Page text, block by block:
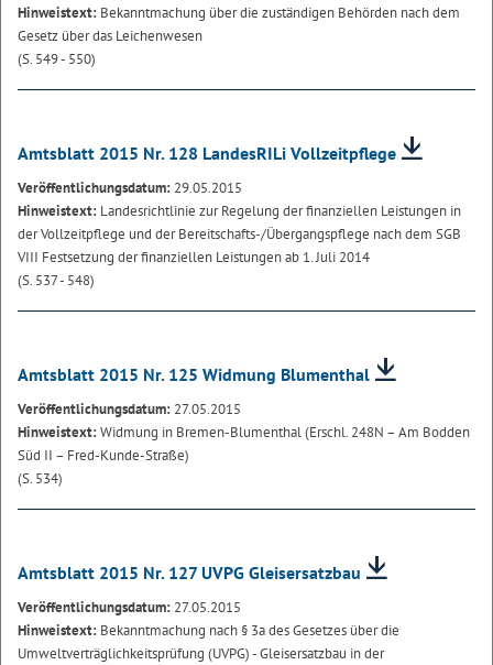
Hinweistext: Bekanntmachung über die zuständigen Behörden nach dem
Gesetz über das Leichenwesen
(S. 549 - 550)
Amtsblatt 2015 Nr. 128 LandesRILi Vollzeitpflege
Veröffentlichungsdatum: 29.05.2015
Hinweistext: Landesrichtlinie zur Regelung der finanziellen Leistungen in
der Vollzeitpflege und der Bereitschafts-/Übergangspflege nach dem SGB
VIII Festsetzung der finanziellen Leistungen ab 1. Juli 2014
(S. 537 - 548)
Amtsblatt 2015 Nr. 125 Widmung Blumenthal
Veröffentlichungsdatum: 27.05.2015
Hinweistext:Widmung in Bremen-Blumenthal (Erschl. 248N – Am Bodden
Süd II – Fred-Kunde-Straße)
(S. 534)
Amtsblatt 2015 Nr. 127 UVPG Gleisersatzbau
Veröffentlichungsdatum: 27.05.2015
Hinweistext: Bekanntmachung nach § 3a des Gesetzes über die
Umweltverträglichkeitsprüfung (UVPG) - Gleisersatzbau in der